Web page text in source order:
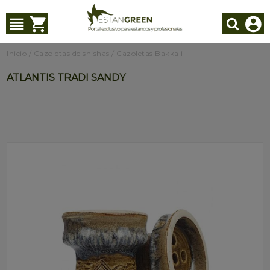
Inicio Cazoletas de shishas Cazoletas Bakkali
ATLANTIS TRADI SANDY